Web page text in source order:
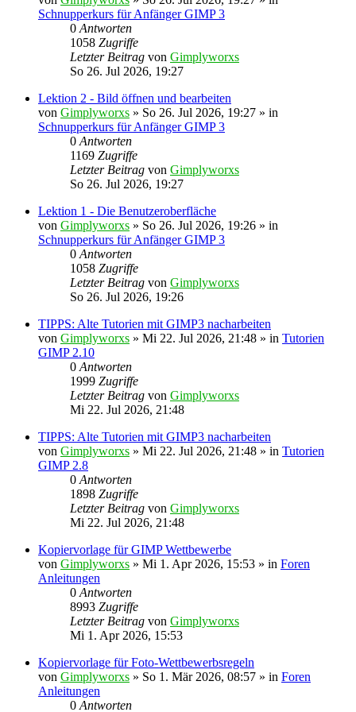
Schnupperkurs für Anfänger GIMP 3
0 Antworten
1058 Zugriffe
Letzter Beitrag von Gimplyworxs
So 26. Jul 2026, 19:27
Lektion 2 - Bild öffnen und bearbeiten
von Gimplyworxs » So 26. Jul 2026, 19:27 » in
Schnupperkurs für Anfänger GIMP 3
0 Antworten
1169 Zugriffe
Letzter Beitrag von Gimplyworxs
So 26. Jul 2026, 19:27
Lektion 1 - Die Benutzeroberfläche
von Gimplyworxs » So 26. Jul 2026, 19:26 » in
Schnupperkurs für Anfänger GIMP 3
0 Antworten
1058 Zugriffe
Letzter Beitrag von Gimplyworxs
So 26. Jul 2026, 19:26
TIPPS: Alte Tutorien mit GIMP3 nacharbeiten
von Gimplyworxs » Mi 22. Jul 2026, 21:48 » in Tutorien
GIMP 2.10
0 Antworten
1999 Zugriffe
Letzter Beitrag von Gimplyworxs
Mi 22. Jul 2026, 21:48
TIPPS: Alte Tutorien mit GIMP3 nacharbeiten
von Gimplyworxs » Mi 22. Jul 2026, 21:48 » in Tutorien
GIMP 2.8
0 Antworten
1898 Zugriffe
Letzter Beitrag von Gimplyworxs
Mi 22. Jul 2026, 21:48
Kopiervorlage für GIMP Wettbewerbe
von Gimplyworxs » Mi 1. Apr 2026, 15:53 » in Foren
Anleitungen
0 Antworten
8993 Zugriffe
Letzter Beitrag von Gimplyworxs
Mi 1. Apr 2026, 15:53
Kopiervorlage für Foto-Wettbewerbsregeln
von Gimplyworxs » So 1. Mär 2026, 08:57 » in Foren
Anleitungen
0 Antworten